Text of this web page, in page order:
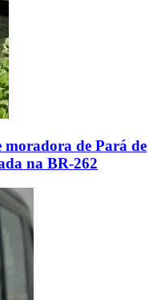
moradora de Pará de
na BR-262